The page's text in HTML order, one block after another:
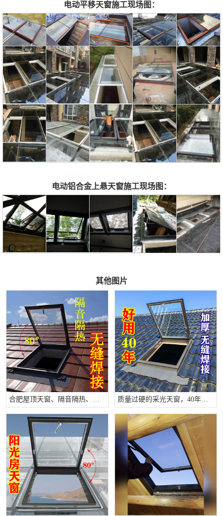
电动平移天窗施工现场图：
电动铝合金上悬天窗施工现场图：
其他图片
合肥屋顶天窗、隔音隔热、无缝焊接、防水效果好 质量过硬的采光天窗，40年寿命